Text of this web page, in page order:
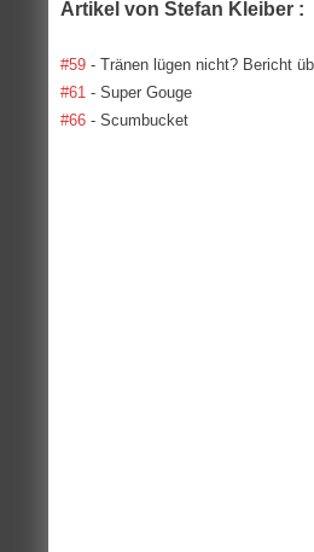
Artikel von Stefan Kleiber :
#59 - Tränen lügen nicht? Bericht
#61 - Super Gouge
#66 - Scumbucket